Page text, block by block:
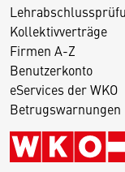
Kollektivverträge
Firmen A-Z
Benutzerkonto
eServices der WKO
Betrugswarnungen